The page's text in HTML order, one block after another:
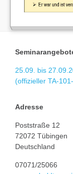
25.09. bis
(offizieller TA-
Adresse
Poststraße 12
72072 Tübingen
Deutschland
07071/25066